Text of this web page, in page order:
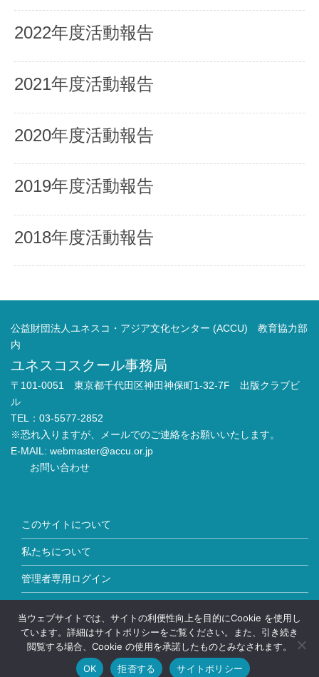
2022年度活動報告
2021年度活動報告
2020年度活動報告
2019年度活動報告
2018年度活動報告
公益財団法人ユネスコ・アジア文化センター (ACCU) 教育協力部
内
ユネスコスクール事務局
〒101-0051 東京都千代田区神田神保町1-32-7F 出版クラブビ
ル
TEL：03-5577-2852
※恐れ入りますが、メールでのご連絡をお願いいたします。
E-MAIL: webmaster@accu.or.jp
お問い合わせ
このサイトについて
私たちについて
管理者専用ログイン
加盟校情報 お問い合わせ
当ウェブサイトでは、サイトの利便性向上を目的にCookie を使用し
ています。詳細はサイトポリシーをご覧ください。また、引き続き
閲覧する場合、Cookie の使用を承諾したものとみなされます。
OK
拒否する サイトポリシー